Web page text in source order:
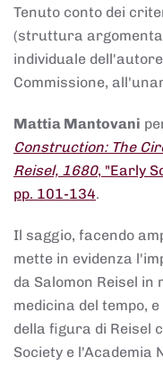
Tenuto conto dei
(struttura
individuale
Commissione,
Mattia Mantovani
Construction: The
Reisel, 1680, "Early
pp. 101-134.
Il saggio, facendo
mette in evidenza
da Salomon Reisel
medicina del tempo,
della figura di Reisel
Society e